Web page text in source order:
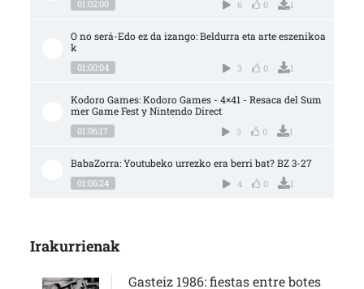
01:02:00 6 0 1
O no será-Edo ez da izango: Beldurra eta arte eszenikoa
k
01:00:04 3 0 1
Kodoro Games: Kodoro Games - 4×41 - Resaca del Sum
mer Game Fest y Nintendo Direct
01:06:17 3 0 1
BabaZorra: Youtubeko urrezko era berri bat? BZ 3-27
01:06:24 4 0 1
Irakurrienak
Gasteiz 1986: fiestas entre botes